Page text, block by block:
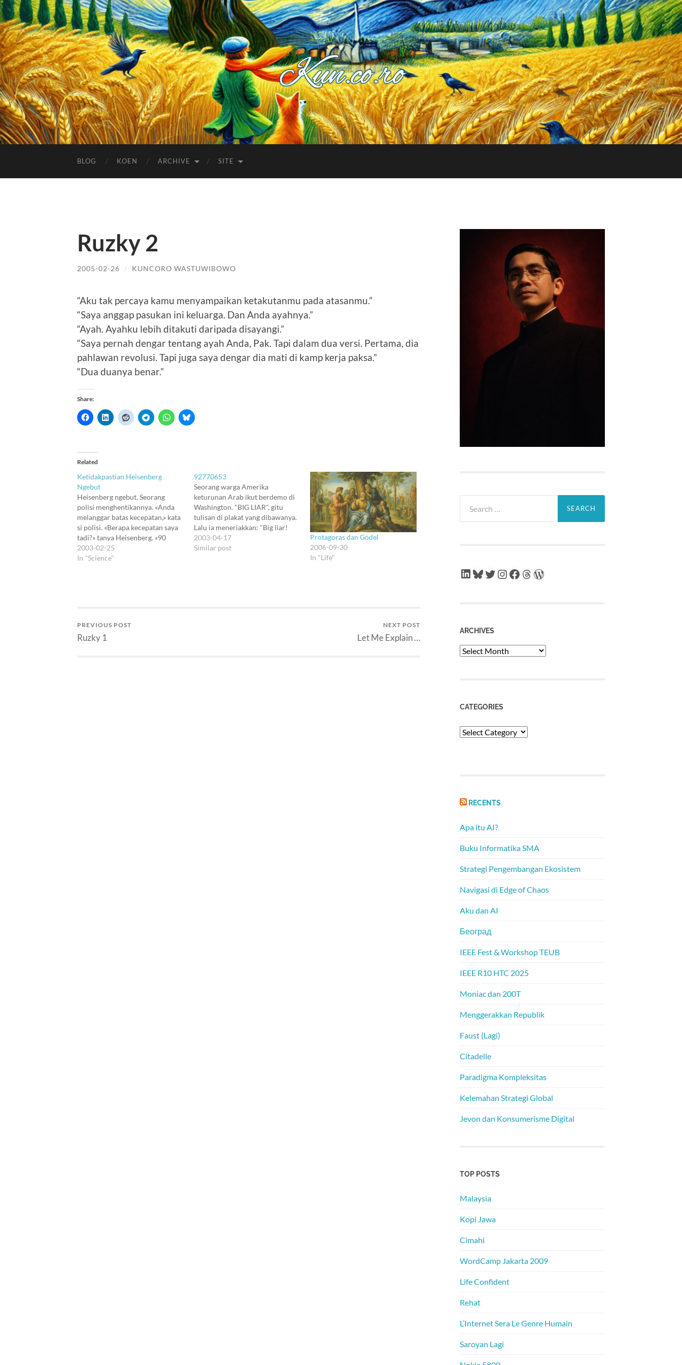
Kuncoro++
BLOG KOEN ARCHIVE SITE
Ruzky 2
2005-02-26 / KUNCORO WASTUWIBOWO
“Aku tak percaya kamu menyampaikan ketakutanmu pada atasanmu.”
“Saya anggap pasukan ini keluarga. Dan Anda ayahnya.”
“Ayah. Ayahku lebih ditakuti daripada disayangi.”
“Saya pernah dengar tentang ayah Anda, Pak. Tapi dalam dua versi. Pertama, dia
pahlawan revolusi. Tapi juga saya dengar dia mati di kamp kerja paksa.”
“Dua duanya benar.”
Share:
Related
Ketidakpastian Heisenberg
Ngebut
Heisenberg ngebut. Seorang
polisi menghentikannya. «Anda
melanggar batas kecepatan,» kata
si polisi. «Berapa kecepatan saya
tadi?» tanya Heisenberg. «90
km/jam,» kata si polisi. «Anda
yakin?» «Tentu, saya yakin sekali.»
2003-02-25
In "Science"
92770653
Seorang warga Amerika
keturunan Arab ikut berdemo di
Washington. "BIG LIAR", gitu
tulisan di plakat yang dibawanya.
Lalu ia meneriakkan: "Big liar!
Civilian slaughter! Election
cheater! Evil conspiracy!
2003-04-17
Similar post
Protagoras dan Gödel
2006-09-30
In "Life"
PREVIOUS POST
Ruzky 1
NEXT POST
Let Me Explain …
for:
LinkedIn
Bluesky
Twitter
Instagram
Facebook
Threads
WordPress
ARCHIVES
Archives
CATEGORIES
Categories
RECENTS
Apa itu AI?
Buku Informatika SMA
Strategi Pengembangan Ekosistem
Navigasi di Edge of Chaos
Aku dan AI
Београд
IEEE Fest & Workshop TEUB
IEEE R10 HTC 2025
Moniac dan 200T
Menggerakkan Republik
Faust (Lagi)
Citadelle
Paradigma Kompleksitas
Kelemahan Strategi Global
Jevon dan Konsumerisme Digital
TOP POSTS
Malaysia
Kopi Jawa
Cimahi
WordCamp Jakarta 2009
Life Confident
Rehat
L’Internet Sera Le Genre Humain
Saroyan Lagi